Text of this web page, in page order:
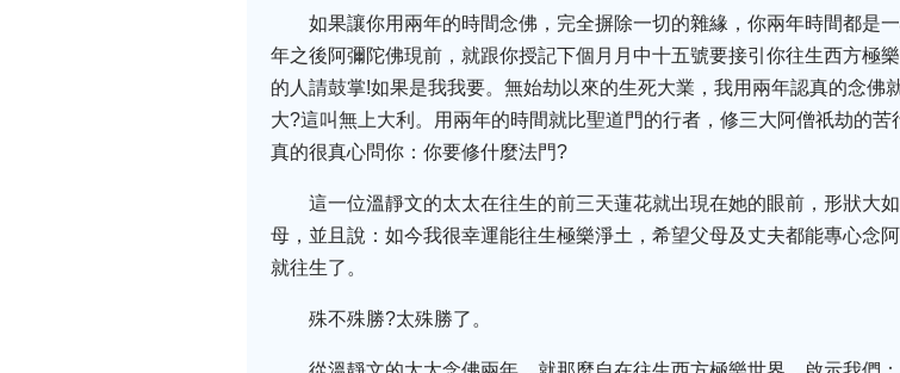
如果讓你用兩年的時間念佛，完全摒除一切的雜緣，你兩年時間都是
年之後阿彌陀佛現前，就跟你授記下個月月中十五號要接引你往生西方極
的人請鼓掌!如果是我我要。無始劫以來的生死大業，我用兩年認真的念佛
大?這叫無上大利。用兩年的時間就比聖道門的行者，修三大阿僧祇劫的
真的很真心問你：你要修什麼法門?
這一位溫靜文的太太在往生的前三天蓮花就出現在她的眼前，形狀大
母，並且說：如今我很幸運能往生極樂淨土，希望父母及丈夫都能專心念
就往生了。
殊不殊勝?太殊勝了。